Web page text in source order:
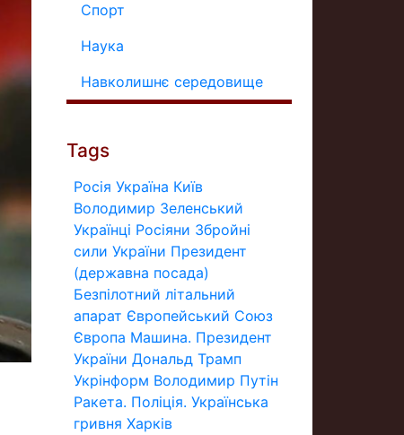
Спорт
Наука
Навколишнє середовище
Tags
Росія Україна Київ
Володимир Зеленський
Українці Росіяни Збройні
сили України Президент
(державна посада)
Безпілотний літальний
апарат Європейський Союз
Європа Машина. Президент
України Дональд Трамп
Укрінформ Володимир Путін
Ракета. Поліція. Українська
гривня Харків